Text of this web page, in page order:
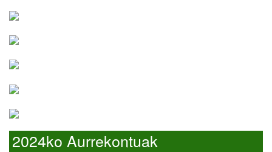
2024ko Aurrekontuak